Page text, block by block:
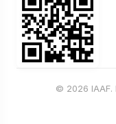
© 2026 IAAF.